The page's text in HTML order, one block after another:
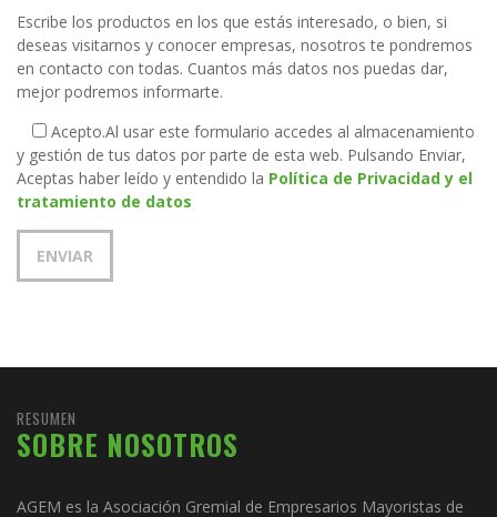
Escribe los productos en los que estás interesado, o bien, si
deseas visitarnos y conocer empresas, nosotros te pondremos
en contacto con todas. Cuantos más datos nos puedas dar,
mejor podremos informarte.
Acepto.Al usar este formulario accedes al almacenamiento
y gestión de tus datos por parte de esta web. Pulsando Enviar,
Aceptas haber leído y entendido la Política de Privacidad y el
tratamiento de datos
RESUMEN
SOBRE NOSOTROS
AGEM es la Asociación Gremial de Empresarios Mayoristas de